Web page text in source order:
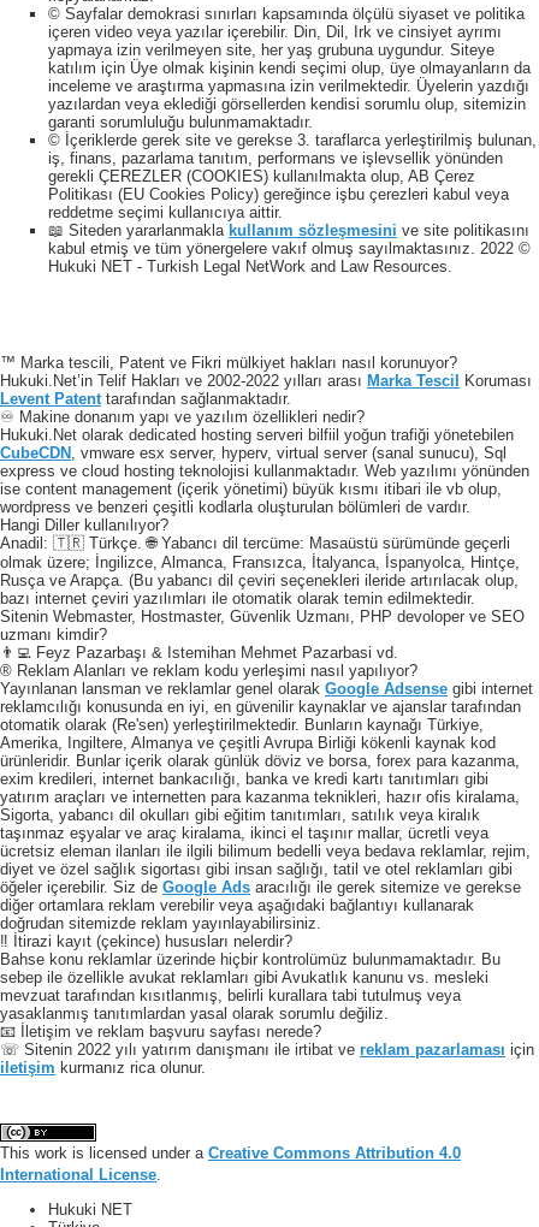
© Sayfalar demokrasi sınırları kapsamında ölçülü siyaset ve politika
içeren video veya yazılar içerebilir. Din, Dil, Irk ve cinsiyet ayrımı
yapmaya izin verilmeyen site, her yaş grubuna uygundur. Siteye
katılım için Üye olmak kişinin kendi seçimi olup, üye olmayanların da
inceleme ve araştırma yapmasına izin verilmektedir. Üyelerin yazdığı
yazılardan veya eklediği görsellerden kendisi sorumlu olup, sitemizin
garanti sorumluluğu bulunmamaktadır.
© İçeriklerde gerek site ve gerekse 3. taraflarca yerleştirilmiş bulunan,
iş, finans, pazarlama tanıtım, performans ve işlevsellik yönünden
gerekli ÇEREZLER (COOKIES) kullanılmakta olup, AB Çerez
Politikası (EU Cookies Policy) gereğince işbu çerezleri kabul veya
reddetme seçimi kullanıcıya aittir.
📖 Siteden yararlanmakla kullanım sözleşmesini ve site politikasını
kabul etmiş ve tüm yönergelere vakıf olmuş sayılmaktasınız. 2022 ©
Hukuki NET - Turkish Legal NetWork and Law Resources.
™ Marka tescili, Patent ve Fikri mülkiyet hakları nasıl korunuyor?
Hukuki.Net’in Telif Hakları ve 2002-2022 yılları arası Marka Tescil
Koruması
Levent Patent tarafından sağlanmaktadır.
♾️ Makine donanım yapı ve yazılım özellikleri nedir?
Hukuki.Net olarak dedicated hosting serveri bilfiil yoğun trafiği yönetebilen
CubeCDN
, vmware esx server, hyperv, virtual server (sanal sunucu), Sql
express ve cloud hosting teknolojisi kullanmaktadır. Web yazılımı yönünden
ise content management (içerik yönetimi) büyük kısmı itibari ile vb olup,
wordpress ve benzeri çeşitli kodlarla oluşturulan bölümleri de vardır.
Hangi Diller kullanılıyor?
Anadil: 🇹🇷 Türkçe. 🌐 Yabancı dil tercüme: Masaüstü sürümünde geçerli
olmak üzere; İngilizce, Almanca, Fransızca, İtalyanca, İspanyolca, Hintçe,
Rusça ve Arapça. (Bu yabancı dil çeviri seçenekleri ileride artırılacak olup,
bazı internet çeviri yazılımları ile otomatik olarak temin edilmektedir.
Sitenin Webmaster, Hostmaster, Güvenlik Uzmanı, PHP devoloper ve SEO
uzmanı kimdir?
👨‍💻 Feyz Pazarbaşı & Istemihan Mehmet Pazarbasi vd.
® Reklam Alanları ve reklam kodu yerleşimi nasıl yapılıyor?
Yayınlanan lansman ve reklamlar genel olarak Google Adsense gibi internet
reklamcılığı konusunda en iyi, en güvenilir kaynaklar ve ajanslar tarafından
otomatik olarak (Re'sen) yerleştirilmektedir. Bunların kaynağı Türkiye,
Amerika, Ingiltere, Almanya ve çeşitli Avrupa Birliği kökenli kaynak kod
ürünleridir. Bunlar içerik olarak günlük döviz ve borsa, forex para kazanma,
exim kredileri, internet bankacılığı, banka ve kredi kartı tanıtımları gibi
yatırım araçları ve internetten para kazanma teknikleri, hazır ofis kiralama,
Sigorta, yabancı dil okulları gibi eğitim tanıtımları, satılık veya kiralık
taşınmaz eşyalar ve araç kiralama, ikinci el taşınır mallar, ücretli veya
ücretsiz eleman ilanları ile ilgili bilimum bedelli veya bedava reklamlar, rejim,
diyet ve özel sağlık sigortası gibi insan sağlığı, tatil ve otel reklamları gibi
öğeler içerebilir. Siz de Google Ads aracılığı ile gerek sitemize ve gerekse
diğer ortamlara reklam verebilir veya aşağıdaki bağlantıyı kullanarak
doğrudan sitemizde reklam yayınlayabilirsiniz.
‼️ İtirazi kayıt (çekince) hususları nelerdir?
Bahse konu reklamlar üzerinde hiçbir kontrolümüz bulunmamaktadır. Bu
sebep ile özellikle avukat reklamları gibi Avukatlık kanunu vs. mesleki
mevzuat tarafından kısıtlanmış, belirli kurallara tabi tutulmuş veya
yasaklanmış tanıtımlardan yasal olarak sorumlu değiliz.
📧 İletişim ve reklam başvuru sayfası nerede?
☏ Sitenin 2022 yılı yatırım danışmanı ile irtibat ve reklam pazarlaması için
iletişim kurmanız rica olunur.
This work is licensed under a Creative Commons Attribution 4.0
International License
Hukuki NET